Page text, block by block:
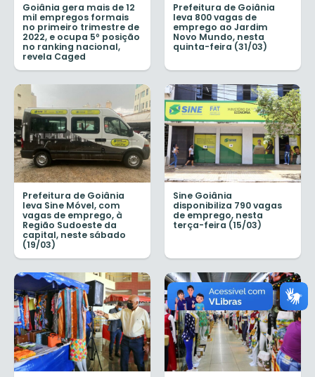
Goiânia gera mais de 12
mil empregos formais
no primeiro trimestre de
2022, e ocupa 5º posição
no ranking nacional,
revela Caged
Prefeitura de Goiânia
leva 800 vagas de
emprego ao Jardim
Novo Mundo, nesta
quinta-feira (31/03)
Prefeitura de Goiânia
leva Sine Móvel, com
vagas de emprego, à
Região Sudoeste da
capital, neste sábado
(19/03)
Sine Goiânia
disponibiliza 790 vagas
de emprego, nesta
terça-feira (15/03)